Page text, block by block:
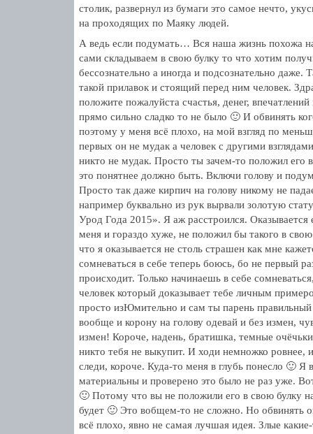
столик, развернул из бумаги это самое нечто,
на проходящих по Маяку людей.
А ведь если подумать… Вся наша жизнь похожа
сами складываем в свою булку то что хотим
бессознательно а иногда и подсознательно даже.
такой прилавок и стоящий перед ним человек.
положите пожалуйста счастья, денег,
прямо сильно сладко то не было 🙂 И обвинять
поэтому у меня всё плохо, на мой взгляд по
первых он не мудак а человек с другими
никто не мудак. Просто ты зачем-то положил его
это понятнее должно быть. Включи голову и
Просто так даже кирпич на голову никому не
например буквально из рук вырвали золотую
Урод Года 2015». Я аж расстроился. Оказывается
меня и гораздо хуже, не положил бы такого в
что я оказывается не столь страшен как мне
сомневаться в себе теперь боюсь, бо не первый
происходит. Только начинаешь в себе
человек который доказывает тебе личным
просто изЮмительно и сам ты парень правильный
вообще и корону на голову одевай и без измен,
измен! Короче, надень, братишка, темные
никто тебя не выкупит. И ходи немножко
следи, короче. Куда-то меня в глубь понесло 🙂 Я
материальны и проверено это было не раз уже.
🙂 Потому что вы не положили его в свою булку
будет 🙂 Это вобщем-то не сложно. Но обвинять
всё плохо, явно не самая лучшая идея. Злые